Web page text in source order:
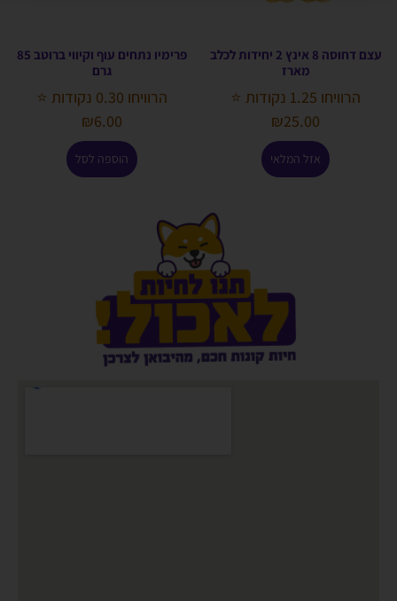
עצם דחוסה 8 אינץ 2 יחידות לכלב
מארז
הרוויחו 1.25 נקודות ⭐
₪25.00
אזל המלאי
פרימיו נתחים עוף וקיווי ברוטב 85
גרם
הרוויחו 0.30 נקודות ⭐
₪6.00
הוספה לסל